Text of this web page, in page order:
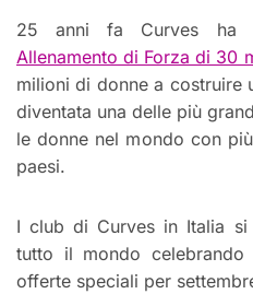
25 anni fa Curves ha
Allenamento di Forza di 30
milioni di donne a costruire
diventata una delle più
le donne nel mondo con
paesi.
I club di Curves in Italia
tutto il mondo
offerte speciali per